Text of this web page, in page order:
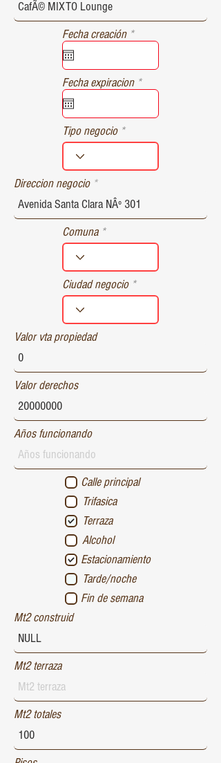
Fecha creación *r
e
u
i
d
Fecha expiracion *r
e
u
r
d
Tipo negocio
Direccion negocio
Comuna
Ciudad negocio
Valor vta propiedad
Valor derechos
Años funcionando
Calle principal
Trifasica
Terraza
Alcohol
Estacionamiento
Tarde/noche
Fin de semana
Mt2 construid
Mt2 terraza
Mt2 totales